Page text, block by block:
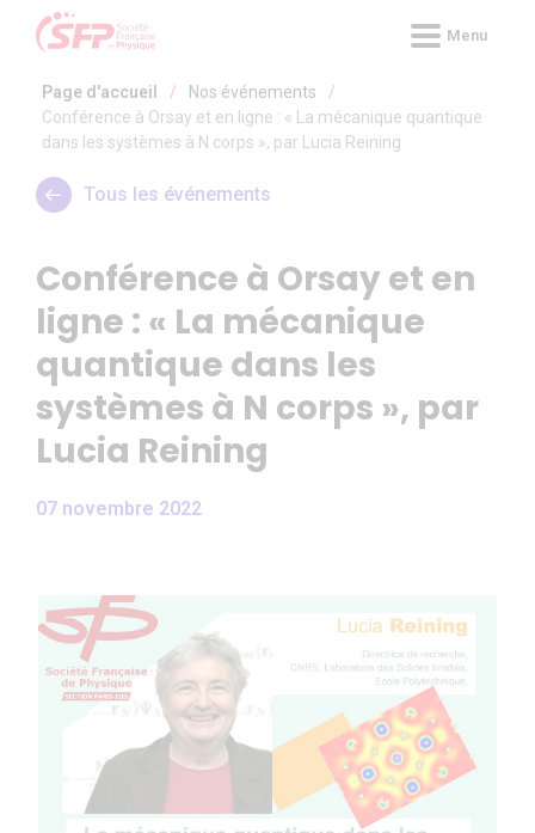
Panneau de gestion des cookies
Menu
Page d'accueil / Nos événements
/
Conférence à Orsay et en ligne : « La mécanique quantique
dans les systèmes à N corps », par Lucia Reining
Tous les événements
Conférence à Orsay et en
ligne : « La mécanique
quantique dans les
systèmes à N corps », par
Lucia Reining
07 novembre 2022